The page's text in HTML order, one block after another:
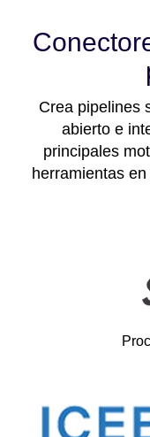
Crea pipelines
abierto e
principales
herramientas